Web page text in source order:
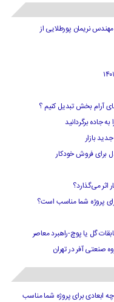
مهندس نریمان پورطلایی از
آرام بخش تبدیل کنیم ؟
جاده برگردانید
بازار
برای فروش خودکار
پروژه شما مناسب است؟
گل یا پوچ-راهبرد معاصر
صنعتی آفر در تهران
ابعادی برای پروژه شما مناسب